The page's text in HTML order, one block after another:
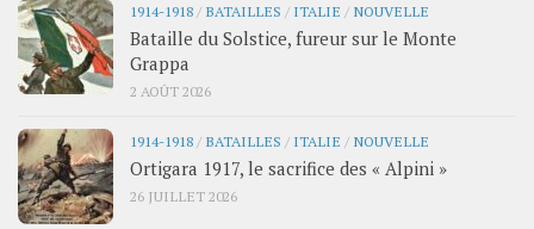
1914-1918 / BATAILLES / ITALIE / NOUVELLE
Bataille du Solstice, fureur sur le Monte
Grappa
2 AOÛT 2026
1914-1918 / BATAILLES / ITALIE / NOUVELLE
Ortigara 1917, le sacrifice des « Alpini »
26 JUILLET 2026